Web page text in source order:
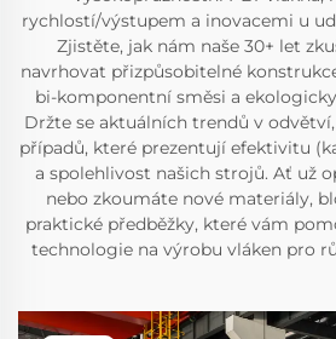
rychlostí/výstupem a inovacemi u
Zjistěte, jak nám naše 30+ let
navrhovat přizpůsobitelné
bi-komponentní směsi a
Držte se aktuálních trendů v
případů, které prezentují efektivitu
a spolehlivost našich strojů. Ať už
nebo zkoumáte nové materiály,
praktické předběžky, které vám
technologie na výrobu vláken pro